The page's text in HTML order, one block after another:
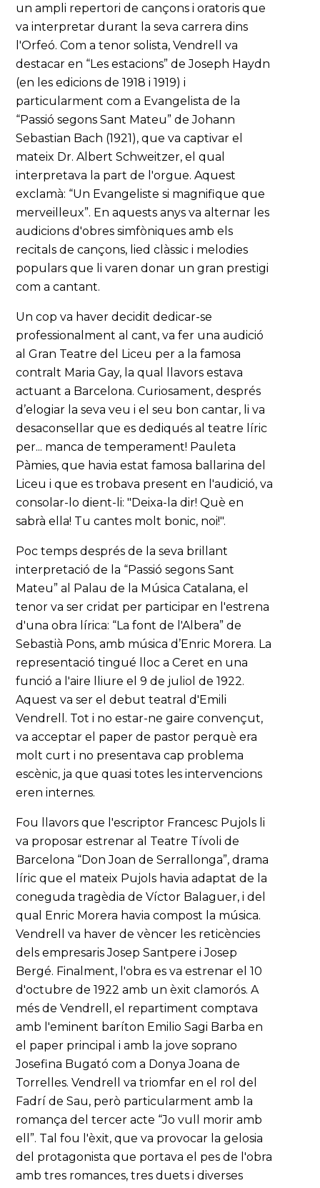
un ampli repertori de cançons i oratoris que
va interpretar durant la seva carrera dins
l'Orfeó. Com a tenor solista, Vendrell va
destacar en “Les estacions” de Joseph Haydn
(en les edicions de 1918 i 1919) i
particularment com a Evangelista de la
“Passió segons Sant Mateu” de Johann
Sebastian Bach (1921), que va captivar el
mateix Dr. Albert Schweitzer, el qual
interpretava la part de l'orgue. Aquest
exclamà: “Un Evangeliste si magnifique que
merveilleux”. En aquests anys va alternar les
audicions d'obres simfòniques amb els
recitals de cançons, lied clàssic i melodies
populars que li varen donar un gran prestigi
com a cantant.
Un cop va haver decidit dedicar-se
professionalment al cant, va fer una audició
al Gran Teatre del Liceu per a la famosa
contralt Maria Gay, la qual llavors estava
actuant a Barcelona. Curiosament, després
d’elogiar la seva veu i el seu bon cantar, li va
desaconsellar que es dediqués al teatre líric
per... manca de temperament! Pauleta
Pàmies, que havia estat famosa ballarina del
Liceu i que es trobava present en l'audició, va
consolar-lo dient-li: "Deixa-la dir! Què en
sabrà ella! Tu cantes molt bonic, noi!".
Poc temps després de la seva brillant
interpretació de la “Passió segons Sant
Mateu” al Palau de la Música Catalana, el
tenor va ser cridat per participar en l'estrena
d'una obra lírica: “La font de l'Albera” de
Sebastià Pons, amb música d’Enric Morera. La
representació tingué lloc a Ceret en una
funció a l'aire lliure el 9 de juliol de 1922.
Aquest va ser el debut teatral d'Emili
Vendrell. Tot i no estar-ne gaire convençut,
va acceptar el paper de pastor perquè era
molt curt i no presentava cap problema
escènic, ja que quasi totes les intervencions
eren internes.
Fou llavors que l'escriptor Francesc Pujols li
va proposar estrenar al Teatre Tívoli de
Barcelona “Don Joan de Serrallonga”, drama
líric que el mateix Pujols havia adaptat de la
coneguda tragèdia de Víctor Balaguer, i del
qual Enric Morera havia compost la música.
Vendrell va haver de vèncer les reticències
dels empresaris Josep Santpere i Josep
Bergé. Finalment, l'obra es va estrenar el 10
d'octubre de 1922 amb un èxit clamorós. A
més de Vendrell, el repartiment comptava
amb l'eminent baríton Emilio Sagi Barba en
el paper principal i amb la jove soprano
Josefina Bugató com a Donya Joana de
Torrelles. Vendrell va triomfar en el rol del
Fadrí de Sau, però particularment amb la
romança del tercer acte “Jo vull morir amb
ell”. Tal fou l'èxit, que va provocar la gelosia
del protagonista que portava el pes de l'obra
amb tres romances, tres duets i diverses